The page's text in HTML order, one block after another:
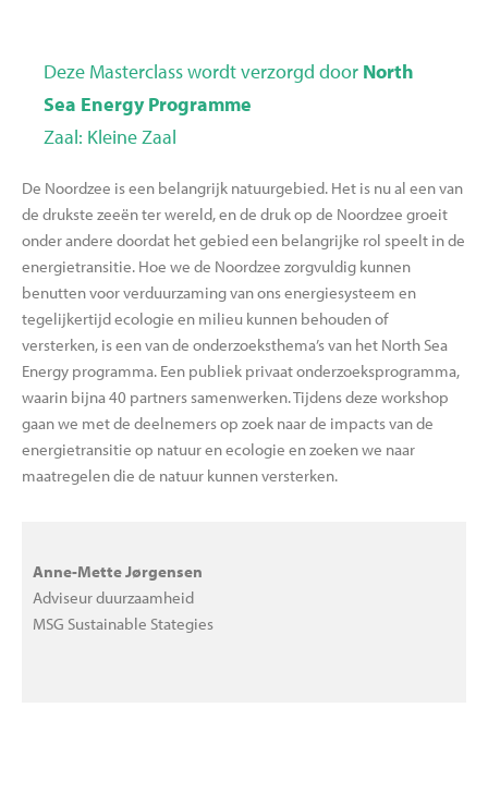
Deze Masterclass wordt verzorgd door North
Sea Energy Programme
Zaal: Kleine Zaal
De Noordzee is een belangrijk natuurgebied. Het is nu al een van
de drukste zeeën ter wereld, en de druk op de Noordzee groeit
onder andere doordat het gebied een belangrijke rol speelt in de
energietransitie. Hoe we de Noordzee zorgvuldig kunnen
benutten voor verduurzaming van ons energiesysteem en
tegelijkertijd ecologie en milieu kunnen behouden of
versterken, is een van de onderzoeksthema’s van het North Sea
Energy programma. Een publiek privaat onderzoeksprogramma,
waarin bijna 40 partners samenwerken. Tijdens deze workshop
gaan we met de deelnemers op zoek naar de impacts van de
energietransitie op natuur en ecologie en zoeken we naar
maatregelen die de natuur kunnen versterken.
Anne-Mette Jørgensen
Adviseur duurzaamheid
MSG Sustainable Stategies